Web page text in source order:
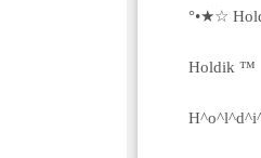
°•★☆
Holdik ™